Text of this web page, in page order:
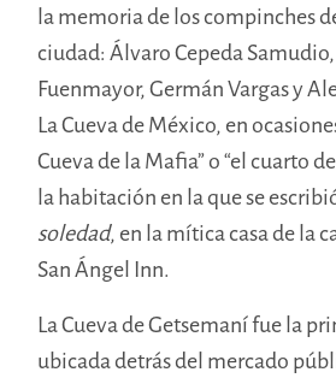
la memoria de los compinches
ciudad: Álvaro Cepeda
Fuenmayor, Germán Vargas y
La Cueva de México, en
Cueva de la Mafia” o “el cuarto
la habitación en la que se
soledad, en la mítica casa de la
San Ángel Inn.
La Cueva de Getsemaní fue la
ubicada detrás del mercado